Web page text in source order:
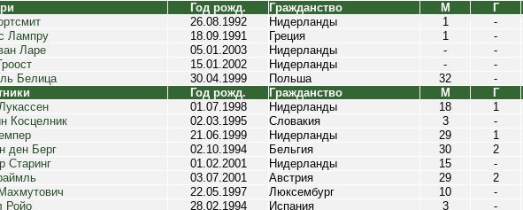
Год рожд. Гражданство М Г
26.08.1992 Нидерланды 1 -
Лампру
18.09.1991 Греция 1 -
Ларе
05.01.2003 Нидерланды - -
15.01.2002 Нидерланды - -
Белица
30.04.1999 Польша 32 -
Год рожд. Гражданство М Г
01.07.1998 Нидерланды 18 1
Косцелник
02.03.1995 Словакия 3 -
21.06.1999 Нидерланды 29 1
ден Берг
02.10.1994 Бельгия 30 2
Старинг
01.02.2001 Нидерланды 15 -
03.07.2001 Австрия 29 2
22.05.1997 Люксембург 10 -
Ройо
28.02.1994 Испания 3 -